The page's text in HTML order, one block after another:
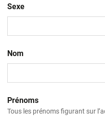
Sexe
Nom
Prénoms
Tous les prénoms figurant sur